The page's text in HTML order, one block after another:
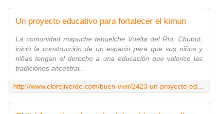
Un proyecto educativo para fortalecer el kimun
La comunidad mapuche tehuelche Vuelta del Río, Chubut,
inició la construcción de un espacio para que sus niños y
niñas tengan el derecho a una educación que valorice las
tradiciones ancestral...